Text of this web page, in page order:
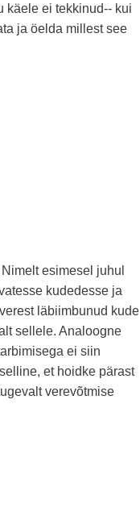
käele ei tekkinud-- kui
ja öelda millest see
esimesel juhul
kudedesse ja
läbiimbunud kude
sellele. Analoogne
ei siin
et hoidke pärast
verevõtmise